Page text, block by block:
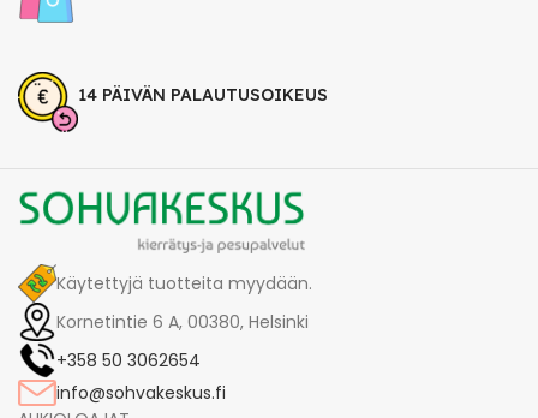
14 PÄIVÄN PALAUTUSOIKEUS
Käytettyjä tuotteita myydään.
Kornetintie 6 A, 00380, Helsinki
+358 50 3062654
info@sohvakeskus.fi